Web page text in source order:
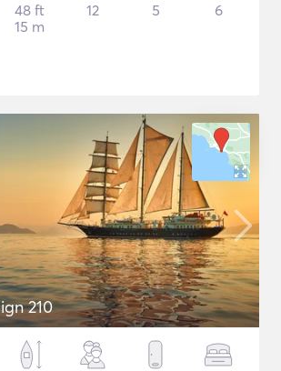
48 ft
15 m
12 5 6
210